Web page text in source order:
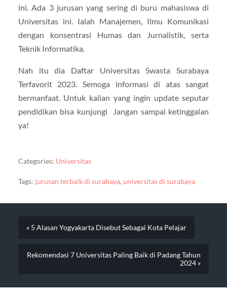
ini. Ada 3 jurusan yang sering di buru mahasiswa di
Universitas ini. Ialah Manajemen, Ilmu Komunikasi
dengan konsentrasi Humas dan Jurnalistik, serta
Teknik Informatika.
Nah itu dia Daftar Universitas Swasta Surabaya
Terfavorit 2023. Semoga informasi di atas sangat
bermanfaat. Untuk kalian yang ingin update seputar
pendidikan bisa kunjungi Jangan sampai ketinggalan
ya!
Categories: Universitas
Tags: jurusan terbaik di surabaya, universitas di surabaya
« 5 Alasan Yogyakarta Disebut Sebagai Kota Pelajar
Rekomendasi 7 Universitas Paling Baik di Padang Tahun
2024 »